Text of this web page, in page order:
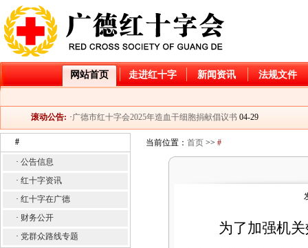
网站首页 走进红十字 新闻资讯 法规文件
滚动公告:
·广德市红十字会2026年造血干细胞捐献入库倡议书04-21
·广德市红十字会2025年造血干细胞捐献倡议书 04-29
·公示04-03
关于开展2025年“红十字博爱送万家”活动的通知
广德市红十字会2024年造血干细胞捐献倡议书
·关于开展2025年“红十字博爱送万家”活动的通知
#
· 公告信息
· 红十字资讯
· 红十字在广德
· 财务公开
· 党群众路线专题
当前位置： 首页 >> #
为了加强机